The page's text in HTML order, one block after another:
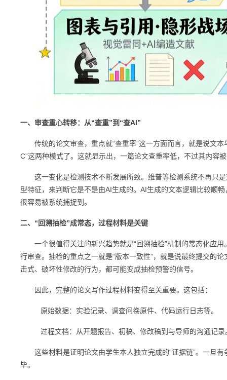
一、审查重心转移：从“查重”到“查AI”
传统的论文审查，重点就“查重率”这一方面而言，就是说文本
C”这两种模式了。这就显示出，一篇论文查重率低，不过其内容
这一变化是检测技术不断发展所致。维普等检测系统不再只是
型特征，来判断它是不是由AI生成的。AI生成的文本逻辑比较顺
很容易被系统捕捉到。
二、“回溯抽检”成常态，过程材料是关键
一个很值得关注的新兴趋势就是“回溯抽检”机制的常态化应用
行审查。抽检的重点之一就是“版本一致性”，就是说最终提交的
击式、破坏性修改的行为，都可能变成抽检预警的信号。
因此，完整的论文写作过程材料变得至关重要。这包括：
原始数据：实验记录、调查问卷原件、代码运行日志等。
过程文档：从开题报告、初稿、修改稿到与导师的沟通记录
这些材料是证明论文由学生本人独立完成的“证据链”。一旦有
毕。